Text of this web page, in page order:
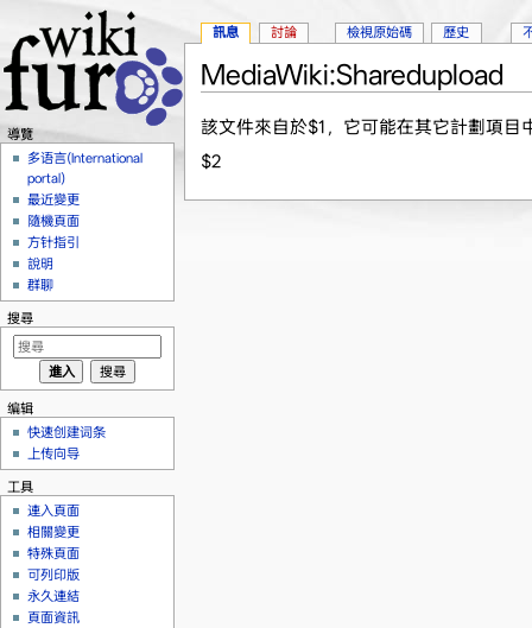
MediaWiki:Sharedupload
該文件來自於$1，它可能在其它計劃項目
$2
訊息 討論 檢視原始碼 歷史
導覽
多语言(International
portal)
最近變更
隨機頁面
方针指引
說明
群聊
搜尋
编辑
快速创建词条
上传向导
工具
連入頁面
相關變更
特殊頁面
可列印版
永久連結
頁面資訊